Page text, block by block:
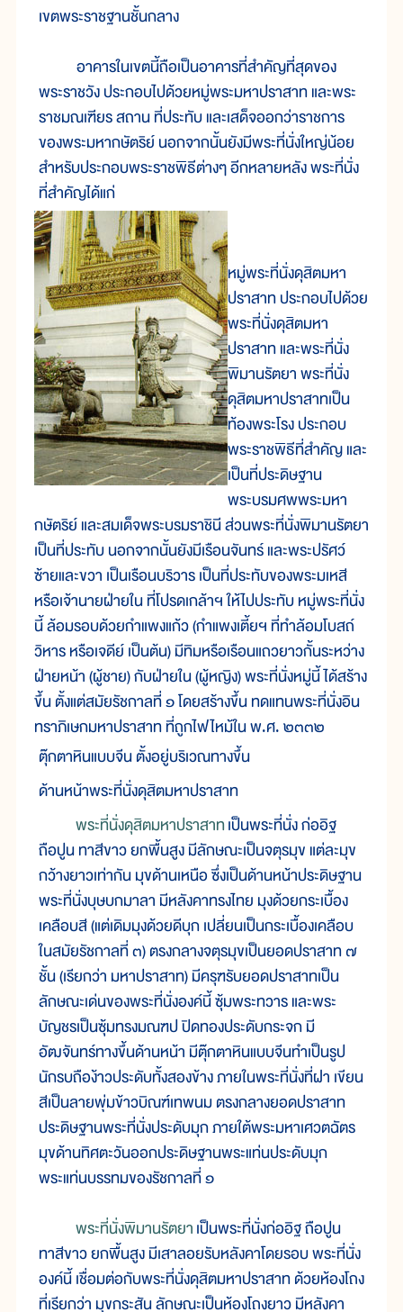
เขตพระราชฐานชั้นกลาง
อาคารในเขตนี้ถือเป็นอาคารที่สำคัญที่สุดของ
พระราชวัง ประกอบไปด้วยหมู่พระมหาปราสาท และพระ
ราชมณเฑียร สถาน ที่ประทับ และเสด็จออกว่าราชการ
ของพระมหากษัตริย์ นอกจากนั้นยังมีพระที่นั่งใหญ่น้อย
สำหรับประกอบพระราชพิธีต่างๆ อีกหลายหลัง พระที่นั่ง
ที่สำคัญได้แก่
หมู่พระที่นั่งดุสิตมหา
ปราสาท ประกอบไปด้วย
พระที่นั่งดุสิตมหา
ปราสาท และพระที่นั่ง
พิมานรัตยา พระที่นั่ง
ดุสิตมหาปราสาทเป็น
ท้องพระโรง ประกอบ
พระราชพิธีที่สำคัญ และ
เป็นที่ประดิษฐาน
พระบรมศพพระมหา
กษัตริย์ และสมเด็จพระบรมราชินี ส่วนพระที่นั่งพิมานรัตยา
เป็นที่ประทับ นอกจากนั้นยังมีเรือนจันทร์ และพระปรัศว์
ซ้ายและขวา เป็นเรือนบริวาร เป็นที่ประทับของพระมเหสี
หรือเจ้านายฝ่ายใน ที่โปรดเกล้าฯ ให้ไปประทับ หมู่พระที่นั่ง
นี้ ล้อมรอบด้วยกำแพงแก้ว (กำแพงเตี้ยฯ ที่ทำล้อมโบสถ์
วิหาร หรือเจดีย์ เป็นต้น) มีทิมหรือเรือนแถวยาวกั้นระหว่าง
ฝ่ายหน้า (ผู้ชาย) กับฝ่ายใน (ผู้หญิง) พระที่นั่งหมู่นี้ ได้สร้าง
ขึ้น ตั้งแต่สมัยรัชกาลที่ ๑ โดยสร้างขึ้น ทดแทนพระที่นั่งอิน
ทราภิเษกมหาปราสาท ที่ถูกไฟไหม้ใน พ.ศ. ๒๓๓๒
ตุ๊กตาหินแบบจีน ตั้งอยู่บริเวณทางขึ้น
ด้านหน้าพระที่นั่งดุสิตมหาปราสาท
พระที่นั่งดุสิตมหาปราสาทเป็นพระที่นั่ง ก่ออิฐ
ถือปูน ทาสีขาว ยกพื้นสูง มีลักษณะเป็นจตุรมุข แต่ละมุข
กว้างยาวเท่ากัน มุขด้านเหนือ ซึ่งเป็นด้านหน้าประดิษฐาน
พระที่นั่งบุษบกมาลา มีหลังคาทรงไทย มุงด้วยกระเบื้อง
เคลือบสี (แต่เดิมมุงด้วยดีบุก เปลี่ยนเป็นกระเบื้องเคลือบ
ในสมัยรัชกาลที่ ๓) ตรงกลางจตุรมุขเป็นยอดปราสาท ๗
ชั้น (เรียกว่า มหาปราสาท) มีครุฑรับยอดปราสาทเป็น
ลักษณะเด่นของพระที่นั่งองค์นี้ ซุ้มพระทวาร และพระ
บัญชรเป็นซุ้มทรงมณฑป ปิดทองประดับกระจก มี
อัฒจันทร์ทางขึ้นด้านหน้า มีตุ๊กตาหินแบบจีนทำเป็นรูป
นักรบถือง้าวประดับทั้งสองข้าง ภายในพระที่นั่งที่ฝา เขียน
สีเป็นลายพุ่มข้าวบิณฑ์เทพนม ตรงกลางยอดปราสาท
ประดิษฐานพระที่นั่งประดับมุก ภายใต้พระมหาเศวตฉัตร
มุขด้านทิศตะวันออกประดิษฐานพระแท่นประดับมุก
พระแท่นบรรทมของรัชกาลที่ ๑
พระที่นั่งพิมานรัตยาเป็นพระที่นั่งก่ออิฐ ถือปูน
ทาสีขาว ยกพื้นสูง มีเสาลอยรับหลังคาโดยรอบ พระที่นั่ง
องค์นี้ เชื่อมต่อกับพระที่นั่งดุสิตมหาปราสาท ด้วยห้องโถง
ที่เรียกว่า มุขกระสัน ลักษณะเป็นห้องโถงยาว มีหลังคา